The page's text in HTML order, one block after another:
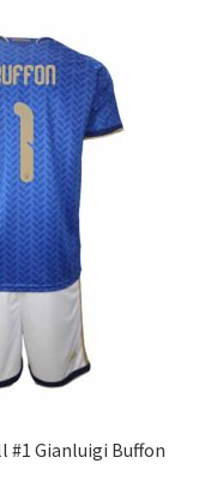
#1 Gianluigi Buffon